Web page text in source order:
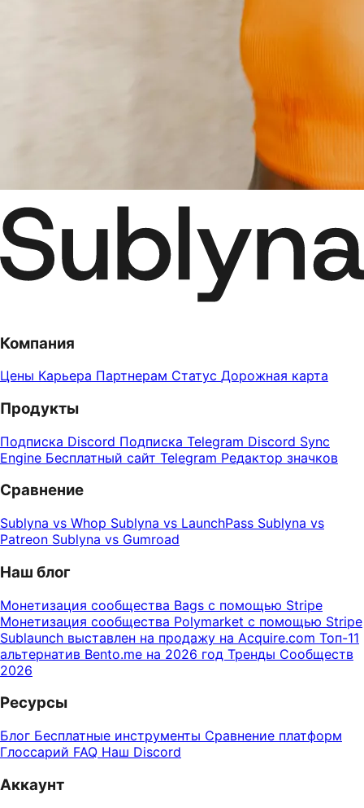
Компания
Цены Карьера Партнерам Статус Дорожная карта
Продукты
Подписка Discord Подписка Telegram Discord Sync
Engine Бесплатный сайт Telegram Редактор значков
Сравнение
Sublyna vs Whop Sublyna vs LaunchPass Sublyna vs
Patreon Sublyna vs Gumroad
Наш блог
Монетизация сообщества Bags с помощью Stripe
Монетизация сообщества Polymarket с помощью Stripe
Sublaunch выставлен на продажу на Acquire.com Топ-11
альтернатив Bento.me на 2026 год Тренды Сообществ
2026
Ресурсы
Блог Бесплатные инструменты Сравнение платформ
Глоссарий FAQ Наш Discord
Аккаунт